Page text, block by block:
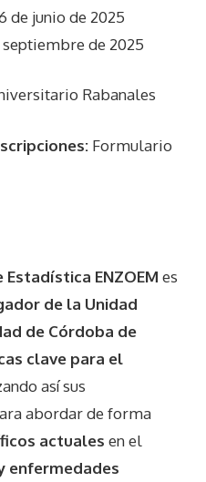
de junio de 2025
de 2025
Rabanales
Formulario
ENZOEM es
de la Unidad
de Córdoba de
clave para el
así sus
abordar de forma
actuales en el
enfermedades